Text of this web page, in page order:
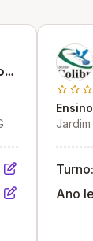
Turno:
Ano